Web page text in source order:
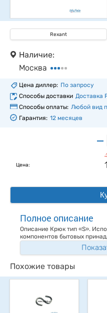
Rexant
Наличие:
Москва
Цена диллер: По запросу
Способы доставки Доставка
Способы оплаты: Любой вид
Гарантия: 12 месяцев
Цена:
Полное описание
Описание Крюк тип «S».
компонентов бытовых
Похожие товары